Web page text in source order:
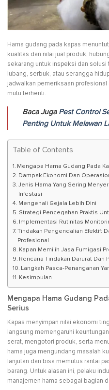
Hama gudang pada kapas
kualitas dan nilai jual produk,
sekarang untuk inspeksi dan solusi
lubang, serbuk, atau serangga
jadwalkan pemeriksaan
mutu terhenti.
Baca Juga Pest Control
Penting Untuk Melawan
Table of Contents
Mengapa Hama Gudang Pada
Dampak Ekonomi Dan
Jenis Hama Yang Sering
Infestasi
Mengenali Gejala Lebih Dini
Strategi Pencegahan Praktis
Implementasi Rutinitas
Tindakan Pengendalian Efektif:
Profesional
Kapan Memilih Jasa Fumigasi
Rencana Tindakan Darurat Dan
Langkah Pasca-Penanganan
Kesimpulan
Mengapa Hama Gudang
Serius
Kapas menyimpan nilai ekonomi
langsung memengaruhi
serat, mengotori produk, serta
hama juga mengundang masalah
lanjutan dan bisa memutus rantai
barang. Untuk alasan ini, pelaku
manajemen hama sebagai bagian